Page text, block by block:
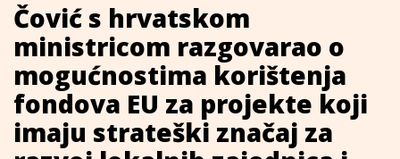
Čović s hrvatskom
ministricom razgovarao o
mogućnostima korištenja
fondova EU za projekte koji
imaju strateški značaj za